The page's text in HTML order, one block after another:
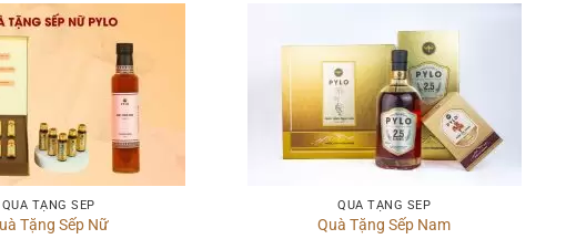
QUÀ TẶNG SẾP
Tặng Sếp Nữ
QUÀ TẶNG SẾP
Quà Tặng Sếp Nam